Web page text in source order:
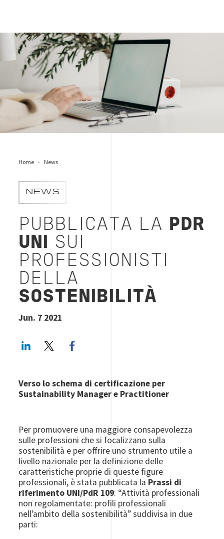
green-sustainability-pc
Home News
NEWS
PUBBLICATA LA
PDR
UNI
SUI
PROFESSIONISTI
DELLA
SOSTENIBILITÀ
Jun. 7 2021
LinkedInTwitter
Verso lo schema di certificazione per
Sustainability Manager e Practitioner
Per promuovere una maggiore consapevolezza
sulle professioni che si focalizzano sulla
sostenibilità e per offrire uno strumento utile a
livello nazionale per la definizione delle
caratteristiche proprie di queste figure
professionali, è stata pubblicata la Prassi di
riferimento UNI/PdR 109: “Attività professionali
non regolamentate: profili professionali
nell’ambito della sostenibilità” suddivisa in due
parti: